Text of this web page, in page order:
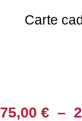
Carte
75,00 € –